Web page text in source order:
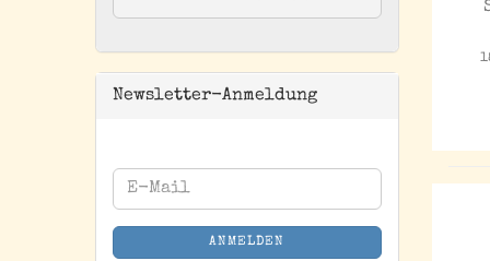
Newsletter-Anmeldung
WEITER
ZUR
NEWSLETTER-
ANMELDUNG
E-
Mail
ANMELDEN